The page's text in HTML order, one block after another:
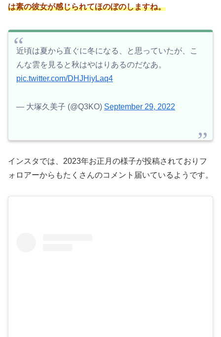
は素の彼女が感じられてほのぼのしますね。
近頃は夏から直ぐに冬になる、と思っていたが、こ
んな雲を見ると秋はやはりあるのだなあ。
pic.twitter.com/DHJHiyLaq4
— 大塚久美子 (@Q3KO) September 29, 2022
インスタでは、2023年お正月の様子が投稿されておりフ
ォロアーからもたくさんのコメント届いているようです。